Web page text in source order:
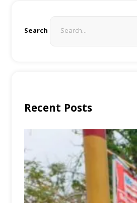
Search
Recent Posts